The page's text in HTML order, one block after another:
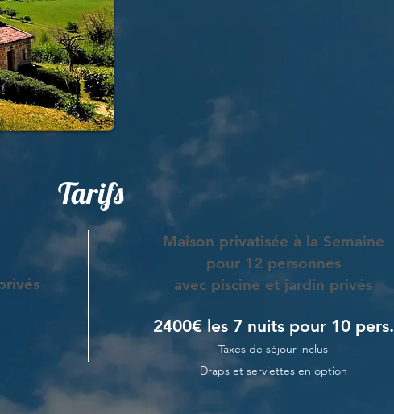
Maison privatisée à la Semaine
pour 12 personnes
avec piscine et jardin privés
2400€ les 7 nuits pour 10 pers.
Taxes de séjour inclus
Draps et serviettes en option
Tarifs